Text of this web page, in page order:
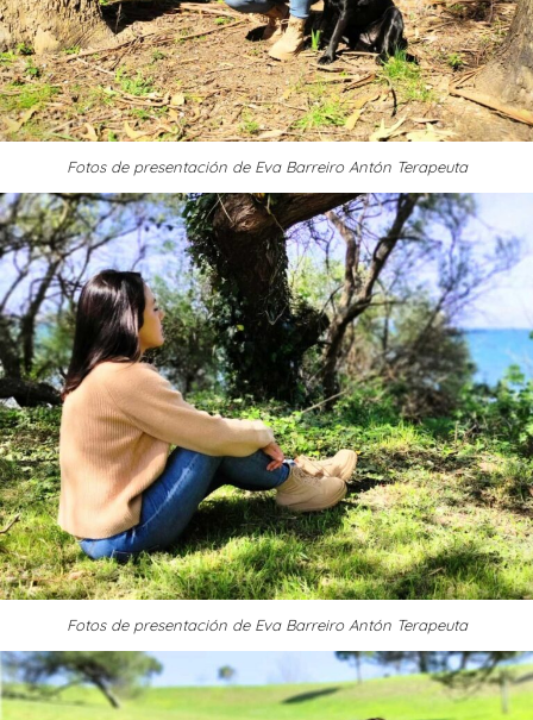
Fotos de presentación de Eva Barreiro Antón Terapeuta
Fotos de presentación de Eva Barreiro Antón Terapeuta